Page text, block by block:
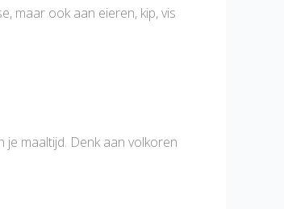
maar ook aan eieren, kip, vis
maaltijd. Denk aan volkoren